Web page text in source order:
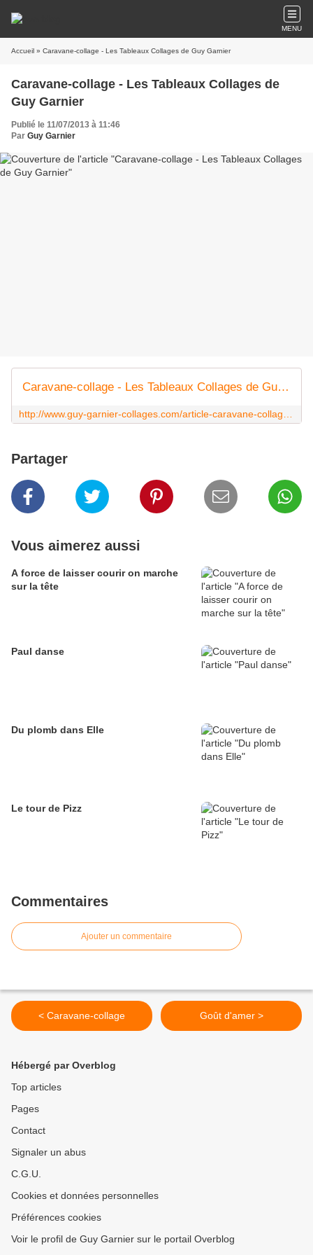
MENU
Accueil » Caravane-collage - Les Tableaux Collages de Guy Garnier
Caravane-collage - Les Tableaux Collages de
Guy Garnier
Publié le 11/07/2013 à 11:46
Par Guy Garnier
Caravane-collage - Les Tableaux Collages de Guy Garnier
Partager
Vous aimerez aussi
A force de laisser courir on marche
sur la tête
Paul danse
Du plomb dans Elle
Le tour de Pizz
Commentaires
Ajouter un commentaire
< Caravane-collage Goût d'amer >
Hébergé par Overblog
Top articles
Pages
Contact
Signaler un abus
C.G.U.
Cookies et données personnelles
Préférences cookies
Voir le profil de Guy Garnier sur le portail Overblog